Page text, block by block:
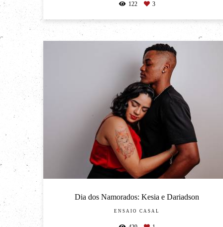
122 3
Dia dos Namorados: Kesia e Dariadson
ENSAIO CASAL